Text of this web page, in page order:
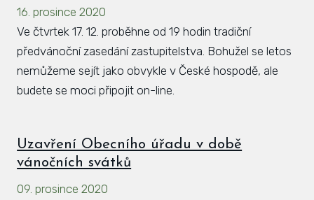
16. prosince 2020
Ve čtvrtek 17. 12. proběhne od 19 hodin tradiční
předvánoční zasedání zastupitelstva. Bohužel se letos
nemůžeme sejít jako obvykle v České hospodě, ale
budete se moci připojit on-line.
Uzavření Obecního úřadu v době
vánočních svátků
09. prosince 2020